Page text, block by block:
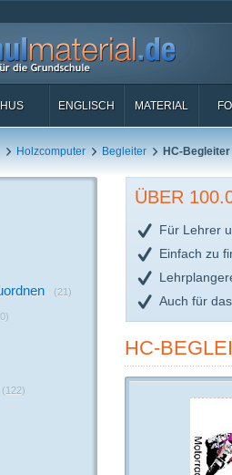
HUS ENGLISCH MATERIAL
Holzcomputer Begleiter HC-
(21)
(122)
ÜBER
Für Lehrer
Einfach zu
Auch für
HC-